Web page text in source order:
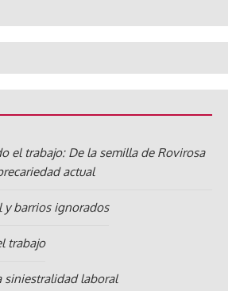
el trabajo: De la semilla de Rovirosa
actual
y barrios ignorados
trabajo
siniestralidad laboral